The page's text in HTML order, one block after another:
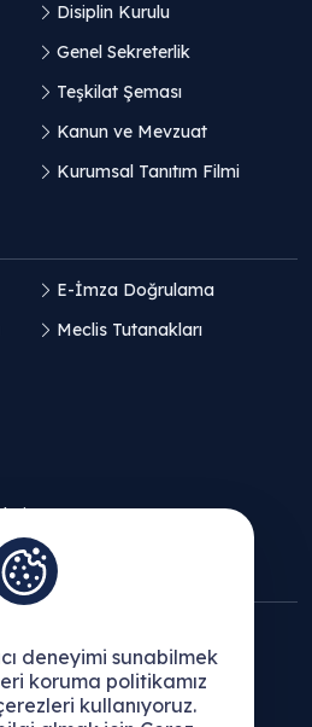
Disiplin Kurulu
Genel Sekreterlik
Teşkilat Şeması
Kanun ve Mevzuat
Kurumsal Tanıtım Filmi
E-İmza Doğrulama
Meclis Tutanakları
deneyimi sunabilmek
koruma politikamız
kullanıyoruz.